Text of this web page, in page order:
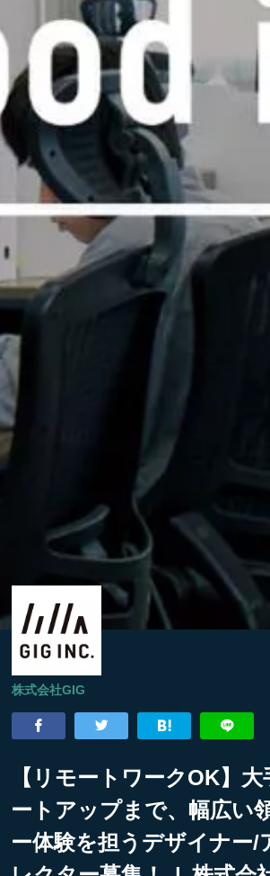
株式会社GIG
【リモートワークOK】
ートアップまで、幅広い
ー体験を担うデザイナー/